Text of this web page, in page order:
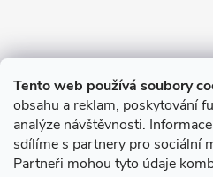
Tento web používá soubory
obsahu a reklam, poskytování
analýze návštěvnosti.
sdílíme s partnery pro sociální
Partneři mohou tyto údaje
O nákupu
Novinky v programu Alusic